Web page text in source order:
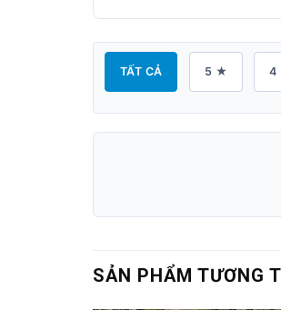
TẤT CẢ 5 ★ 4
SẢN PHẨM TƯƠNG